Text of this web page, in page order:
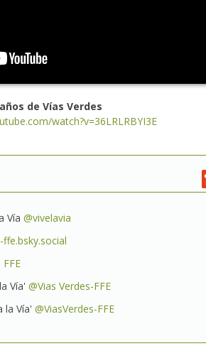
de Vías Verdes
watch?v=36LRLRBYI3E
Vía @vivelavia
FFE
Vía' @Vias Verdes-FFE
la Vía' @ViasVerdes-FFE